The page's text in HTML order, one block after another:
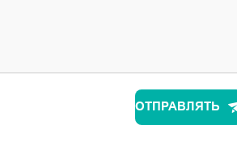
ОТПРАВЛЯТЬ